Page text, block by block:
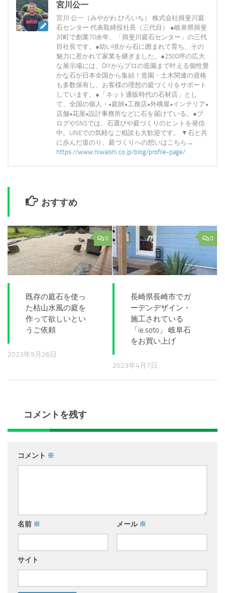
宮川公一
宮川 公一（みやがわ ひろいち） 株式会社揖斐川庭
石センター 代表取締役社長（三代目） ●岐阜県揖斐
川町で創業70余年、「揖斐川庭石センター」の三代
目社長です。●幼い頃から石に囲まれて育ち、その
魅力に惹かれて家業を継ぎました。●2500坪の広大
な展示場には、DIYからプロの造園まで叶える個性豊
かな石が日本全国から集結！造園・土木関連の資格
も多数保有し、お客様の理想の庭づくりをサポート
しています。●「ネット通販時代の石材店」とし
て、全国の個人・•庭師•工務店•外構屋•インテリア•
店舗•花屋•設計事務所などに石を届けている。●ブ
ログやSNSでは、石選びや庭づくりのヒントを発信
中。LINEでの気軽なご相談も大歓迎です。 ▼石と共
に歩んだ道のり、庭づくりへの想いはこちら→
https://www.niwaishi.co.jp/blog/profile-page/
おすすめ
0
既存の庭石を使っ
た枯山水風の庭を
作って欲しいとい
うご依頼
2023年9月26日
0
長崎県長崎市でガ
ーデンデザイン・
施工されている
「ie.soto」 岐阜石
をお買い上げ
2023年4月7日
コメントを残す
コメント ※
名前 ※ メール ※
サイト